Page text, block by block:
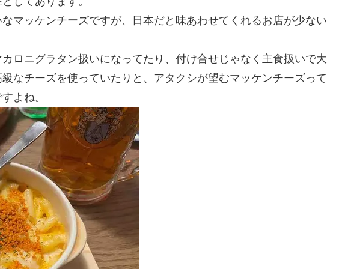
マッケンチーズですが、日本だと味あわせてくれるお店が少ない
ロニグラタン扱いになってたり、付け合せじゃなく主食扱いで大
なチーズを使っていたりと、アタクシが望むマッケンチーズって
よね。